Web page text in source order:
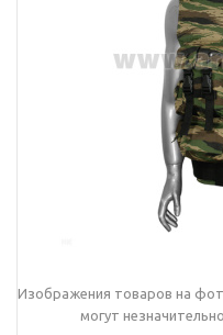
Изображения товаров на
могут